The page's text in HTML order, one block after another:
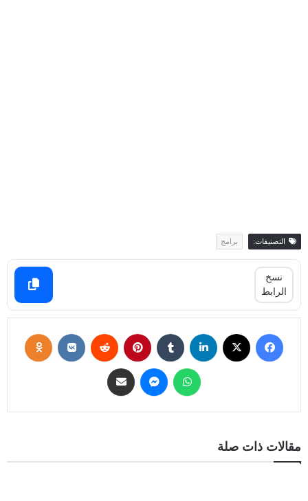
التصنيفات: برامج
نسخ
الرابط
مقالات ذات صلة